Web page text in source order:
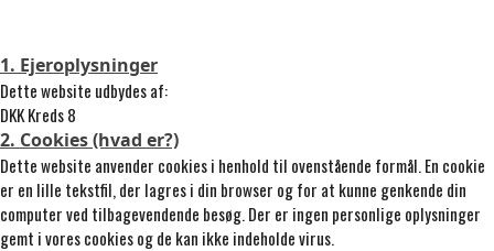
1. Ejeroplysninger
Dette website udbydes af:
DKK Kreds 8
2. Cookies (hvad er?)
Dette website anvender cookies i henhold til ovenstående formål. En cookie
er en lille tekstfil, der lagres i din browser og for at kunne genkende din
computer ved tilbagevendende besøg. Der er ingen personlige oplysninger
gemt i vores cookies og de kan ikke indeholde virus.